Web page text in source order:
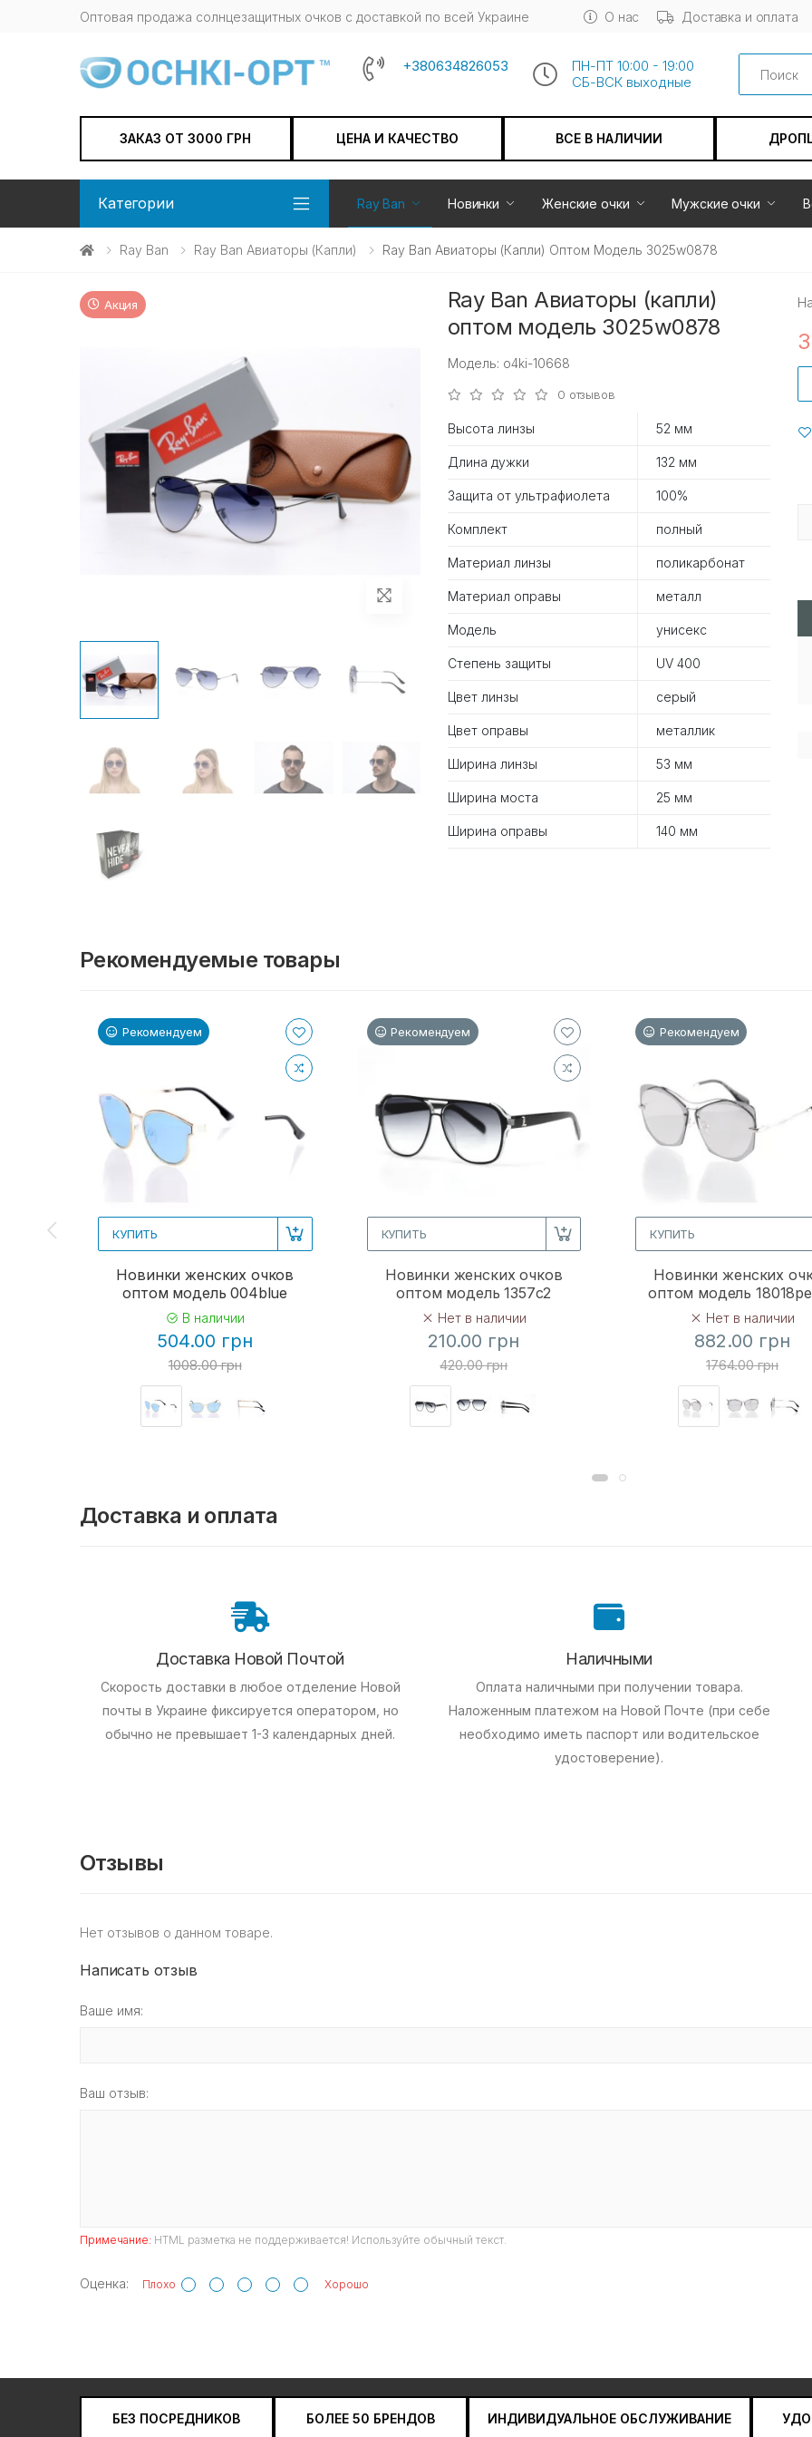
Оптовая продажа солнцезащитных очков c доставкой по всей Украине О нас Доставка и оплата
+380634826053
ПН-ПТ 10:00 - 19:00
СБ-ВСК выходные
Search
ЗАКАЗ ОТ 3000 ГРН ЦЕНА И КАЧЕСТВО ВСЕ В НАЛИЧИИ
Категории Ray Ban Новинки Женские очки Мужские очки
Ray Ban Ray Ban Авиаторы (капли) Ray Ban Авиаторы (капли) Оптом Модель 3025w0878
Акция
Ray Ban Авиаторы (капли)
оптом модель 3025w0878
Модель: o4ki-10668
0 отзывов
Высота линзы 52 мм
Длина дужки 132 мм
Защита от ультрафиолета 100%
Комплект полный
Материал линзы поликарбонат
Материал оправы металл
Модель унисекс
Степень защиты UV 400
Цвет линзы серый
Цвет оправы металлик
Ширина линзы 53 мм
Ширина моста 25 мм
Ширина оправы 140 мм
Рекомендуемые товары
Рекомендуем
КУПИТЬ
Новинки женских очков
оптом модель 004blue
В наличии
504.00 грн
1008.00 грн
Рекомендуем
КУПИТЬ
Новинки женских очков
оптом модель 1357c2
Нет в наличии
210.00 грн
420.00 грн
Рекомендуем
КУПИТЬ
Новинки женских
оптом модель
Нет в наличии
882.00 грн
1764.00 грн
Доставка и оплата
Доставка Новой Почтой
Скорость доставки в любое отделение Новой
почты в Украине фиксируется оператором, но
обычно не превышает 1-3 календарных дней.
Наличными
Оплата наличными при получении товара.
Наложенным платежом на Новой Почте (при себе
необходимо иметь паспорт или водительское
удостоверение).
Отзывы
Нет отзывов о данном товаре.
Написать отзыв
Ваше имя:
Ваш отзыв:
Примечание: HTML разметка не поддерживается! Используйте обычный текст.
Оценка: Плохо Хорошо
БЕЗ ПОСРЕДНИКОВ БОЛЕЕ 50 БРЕНДОВ ИНДИВИДУАЛЬНОЕ ОБСЛУЖИВАНИЕ